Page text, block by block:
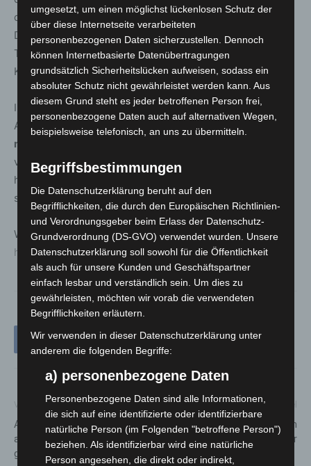
das am Stall der Bult-Trainerin tätig ist. Für das
Dreamteam Reese/Winkeler/Aram war es nach dem
Treffer am 20. Mai bereits der zweite Sieg in dieser
Konstellation.
In den zehn Rennen wurden 254.831,44 Euro umgesetzt.
Auf der Neuen Bult geht es am
Freitag, 9. August 2024,
mit einem After-Work-Renntag
von Freunden und Familie das Wochenende mit
hochkarätigem Galopprennsport einläuten möchte, sollte
sich diesen Termin schon jetzt im Kalender vormerken.
Weitere Informationen finden Sie auf
https://www.neuebult.de/
Vorheriger Artikel
Abschnitt der Gaußstraße wird
ab 17. Juni für drei Wochen
gesperrt
Nächster Artikel
IdeenExpo feiert neuen
Rekord: Über 430.000 Besucher
umgesetzt, um einen möglichst lückenlosen Schutz der
über diese Internetseite verarbeiteten
personenbezogenen Daten sicherzustellen. Dennoch
können Internetbasierte Datenübertragungen
grundsätzlich Sicherheitslücken aufweisen, sodass ein
absoluter Schutz nicht gewährleistet werden kann. Aus
diesem Grund steht es jeder betroffenen Person frei,
personenbezogene Daten auch auf alternativen Wegen,
beispielsweise telefonisch, an uns zu übermitteln.
Begriffsbestimmungen
Die Datenschutzerklärung beruht auf den
Begrifflichkeiten, die durch den Europäischen Richtlinien-
und Verordnungsgeber beim Erlass der Datenschutz-
Grundverordnung (DS-GVO) verwendet wurden. Unsere
Datenschutzerklärung soll sowohl für die Öffentlichkeit
als auch für unsere Kunden und Geschäftspartner
einfach lesbar und verständlich sein. Um dies zu
gewährleisten, möchten wir vorab die verwendeten
Begrifflichkeiten erläutern.
Wir verwenden in dieser Datenschutzerklärung unter
anderem die folgenden Begriffe:
a) personenbezogene Daten
Personenbezogene Daten sind alle Informationen,
die sich auf eine identifizierte oder identifizierbare
natürliche Person (im Folgenden "betroffene Person")
beziehen. Als identifizierbar wird eine natürliche
Person angesehen, die direkt oder indirekt,